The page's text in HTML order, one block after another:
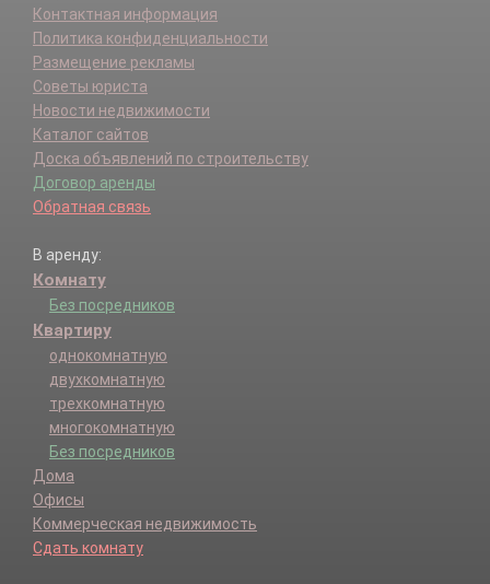
Контактная информация
Политика конфиденциальности
Размещение рекламы
Советы юриста
Новости недвижимости
Каталог сайтов
Доска объявлений по строительству
Договор аренды
Обратная связь
В аренду:
Комнату
Без посредников
Квартиру
однокомнатную
двухкомнатную
трехкомнатную
многокомнатную
Без посредников
Дома
Офисы
Коммерческая недвижимость
Сдать комнату